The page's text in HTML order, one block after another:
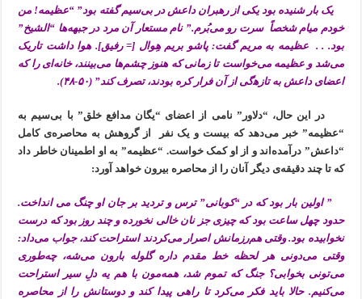
یک بار شنیده بود یکی از رهبران داعش در بی‌سیم گفته بود” “عظیمه! من
خودم میام شخصاً سرت رو می‌بُرم.” نام مستعار آن مرد در جبهه‌ها “الشیخ”
بود. . . عظیمه به مریم گفت: پاشو بریم هِوال [= رفیق]. هوا داشت تاریک
می‌شد و عظیمه می‌خواست تا زمانی که هنوز چشم‌ها می‌بینند، خانه‌ای را که
اعضای داعش به تازه‍‌گی از آن فرار کره بودند، تصرف کند” (۵۰-۴۸).
در این حال، “دلاور” نامی از اعضای “یگان مدافع خلق” با بی‌سیم به
“عظیمه” خبر می‌دهد که بیست و یک نفر از گروهش به محاصره‌ی کامل
“داعش” درآمده‌اند و از او کمک خواست. “عظیمه” به او اطمینان خاطر داد
که تا چند دقیقه‌ی دیگر آنان را از محاصره بیرون خواهد آورد:
” اولین بار بود که در “کوبانی” ترس و تردید بر جان او چنگ می انداخت.
حدود چهل ساعت بود که چیزی جز نان خالی نخورده و چند روز بود که درست
نخوابیده بود. وقتی هم‌رزمانش اصرار می‌کردند استراحت کند، جواب می‌داد:
وقتی می‌دونی هر لحظه خط مقدم داره گلوله بارون می‌شه، چه‌طوری
می‌تونی بخوابی؟ جنگ که تموم شد، همه‌مون با هم یه دلِ سیر استراحت
می‌کنیم. حالا باید فکر می‌کرد تا راهی پیدا کند و دوستانش را از محاصره